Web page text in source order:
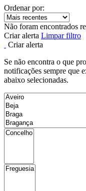
Ordenar por:
Não foram encontrados
Criar alerta Limpar filtro
Criar alerta
Se não encontra o que
notificações sempre que
abaixo selecionadas.